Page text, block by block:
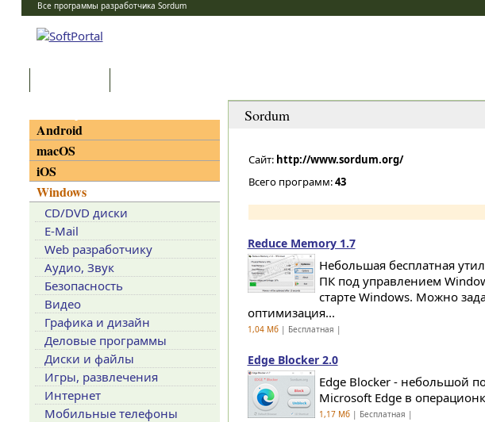
Все программы разработчика Sordum
Sordum
Сайт: http://www.sordum.org/
Всего программ:43
Reduce Memory 1.7
Небольшая бесплатная
ПК под управлением
старте Windows. Можно
оптимизация...
1,04 Мб| Бесплатная |
Edge Blocker 2.0
Edge Blocker - небольшой
Microsoft Edge в
1,17 Мб| Бесплатная |
Android
macOS
iOS
Windows
CD/DVD диски
E-Mail
Web разработчику
Аудио, Звук
Безопасность
Видео
Графика и дизайн
Деловые программы
Диски и файлы
Игры, развлечения
Интернет
Мобильные телефоны